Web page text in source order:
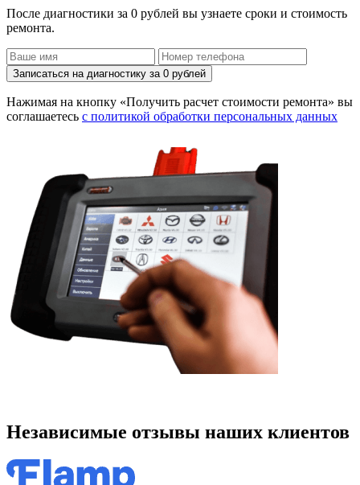
После диагностики за 0 рублей вы узнаете сроки и стоимость
ремонта.
Записаться на диагностику за 0 рублей
Нажимая на кнопку «Получить расчет стоимости ремонта» вы
соглашаетесь с политикой обработки персональных данных
Независимые отзывы наших клиентов